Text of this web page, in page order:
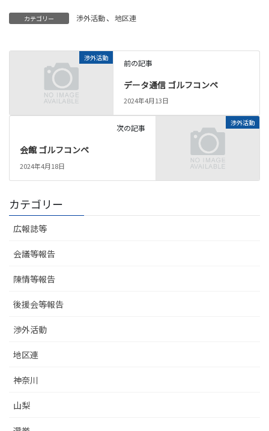
カテゴリー 渉外活動、 地区連
渉外活動
前の記事
データ通信 ゴルフコンペ
2024年4月13日
渉外活動
次の記事
会館 ゴルフコンペ
2024年4月18日
カテゴリー
広報誌等
会議等報告
陳情等報告
後援会等報告
渉外活動
地区連
神奈川
山梨